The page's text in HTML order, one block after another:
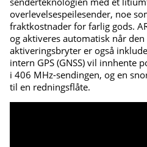
overlevelsespeilesender, noe
fraktkostnader for farlig gods.
og aktiveres automatisk når
aktiveringsbryter er også
intern GPS (GNSS) vil innhente
i 406 MHz-sendingen, og en
til en redningsflåte.